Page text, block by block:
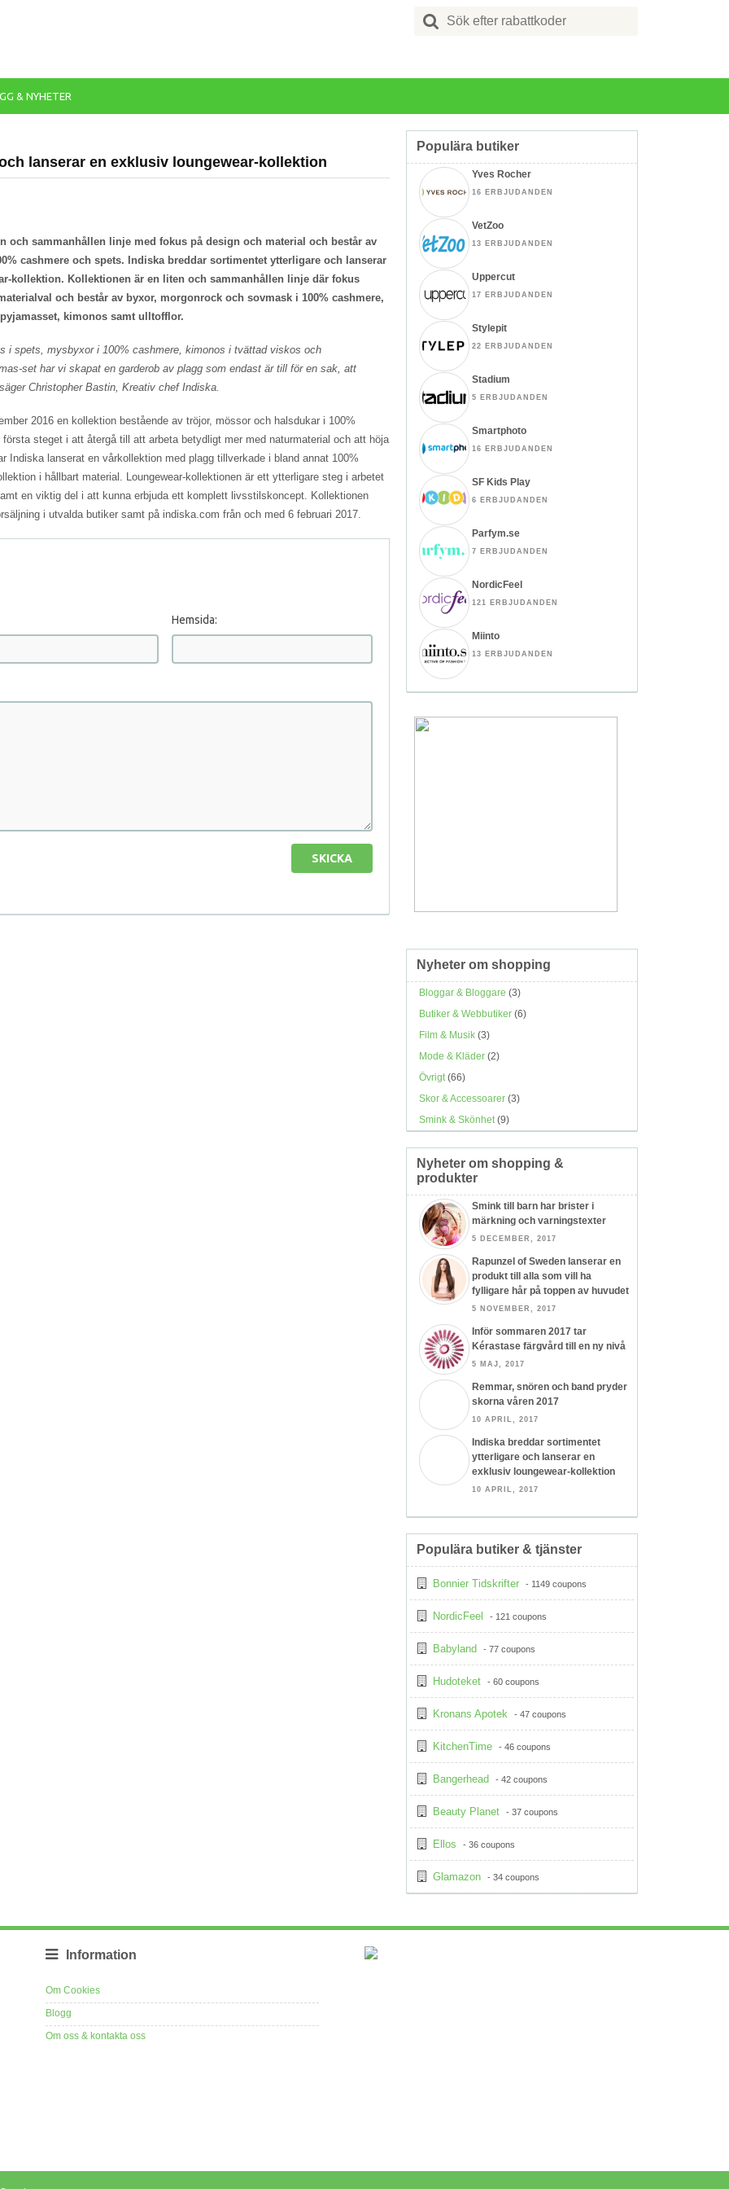
Search
for:
& NYHETER
lanserar en exklusiv loungewear-kollektion
och sammanhållen linje med fokus på design och material och består av
cashmere och spets. Indiska breddar sortimentet ytterligare och lanserar
kollektion. Kollektionen är en liten och sammanhållen linje där fokus
och består av byxor, morgonrock och sovmask i 100% cashmere,
kimonos samt ulltofflor.
i spets, mysbyxor i 100% cashmere, kimonos i tvättad viskos och
set har vi skapat en garderob av plagg som endast är till för en sak, att
Christopher Bastin, Kreativ chef Indiska.
2016 en kollektion bestående av tröjor, mössor och halsdukar i 100%
steget i att återgå till att arbeta betydligt mer med naturmaterial och att höja
Indiska lanserat en vårkollektion med plagg tillverkade i bland annat 100%
i hållbart material. Loungewear-kollektionen är ett ytterligare steg i arbetet
en viktig del i att kunna erbjuda ett komplett livsstilskoncept. Kollektionen
i utvalda butiker samt på indiska.com från och med 6 februari 2017.
Hemsida:
SKICKA
Populära butiker
Yves Rocher
16 ERBJUDANDEN
VetZoo
13 ERBJUDANDEN
Uppercut
17 ERBJUDANDEN
Stylepit
22 ERBJUDANDEN
Stadium
5 ERBJUDANDEN
Smartphoto
16 ERBJUDANDEN
SF Kids Play
6 ERBJUDANDEN
Parfym.se
7 ERBJUDANDEN
NordicFeel
121 ERBJUDANDEN
Miinto
13 ERBJUDANDEN
Nyheter om shopping
Bloggar & Bloggare (3)
Butiker & Webbutiker (6)
Film & Musik (3)
Mode & Kläder (2)
Övrigt(66)
Skor & Accessoarer (3)
Smink & Skönhet(9)
Nyheter om shopping &
produkter
Smink till barn har brister i
märkning och varningstexter
5 DECEMBER, 2017
Rapunzel of Sweden lanserar en
produkt till alla som vill ha
fylligare hår på toppen av huvudet
5 NOVEMBER, 2017
Inför sommaren 2017 tar
Kérastase färgvård till en ny nivå
5 MAJ, 2017
Remmar, snören och band pryder
skorna våren 2017
10 APRIL, 2017
Indiska breddar sortimentet
ytterligare och lanserar en
exklusiv loungewear-kollektion
10 APRIL, 2017
Populära butiker & tjänster
Bonnier Tidskrifter - 1149 coupons
NordicFeel - 121 coupons
Babyland - 77 coupons
Hudoteket - 60 coupons
Kronans Apotek - 47 coupons
KitchenTime - 46 coupons
Bangerhead - 42 coupons
Beauty Planet - 37 coupons
Ellos - 36 coupons
Glamazon - 34 coupons
Information
Om Cookies
Blogg
Om oss & kontakta oss